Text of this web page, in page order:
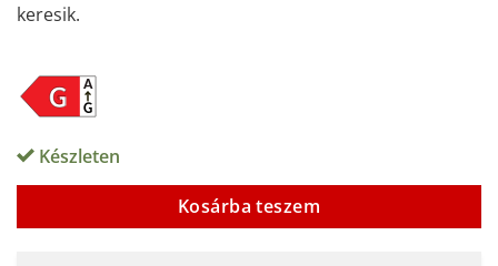
keresik.
Készleten
Kosárba teszem